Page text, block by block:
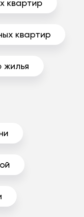
квартир
квартир
жилья